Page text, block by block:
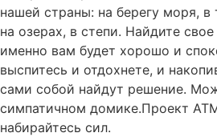
нашей страны: на берегу моря, в
на озерах, в степи. Найдите
именно вам будет хорошо и
выспитесь и отдохнете, и
сами собой найдут решение.
симпатичном домике.Проект
набирайтесь сил.